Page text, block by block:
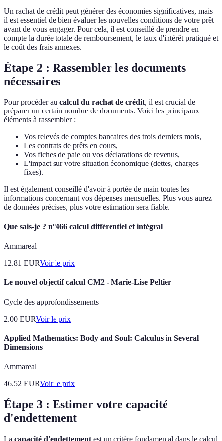
Un rachat de crédit peut générer des économies significatives, mais
il est essentiel de bien évaluer les nouvelles conditions de votre prêt
avant de vous engager. Pour cela, il est conseillé de prendre en
compte la durée totale de remboursement, le taux d'intérêt pratiqué et
le coût des frais annexes.
Étape 2 : Rassembler les documents
nécessaires
Pour procéder au calcul du rachat de crédit, il est crucial de
préparer un certain nombre de documents. Voici les principaux
éléments à rassembler :
Vos relevés de comptes bancaires des trois derniers mois,
Les contrats de prêts en cours,
Vos fiches de paie ou vos déclarations de revenus,
L'impact sur votre situation économique (dettes, charges
fixes).
Il est également conseillé d'avoir à portée de main toutes les
informations concernant vos dépenses mensuelles. Plus vous aurez
de données précises, plus votre estimation sera fiable.
Que sais-je ? n°466 calcul différentiel et intégral
Ammareal
12.81 EURVoir le prix
Le nouvel objectif calcul CM2 - Marie-Lise Peltier
Cycle des approfondissements
2.00 EURVoir le prix
Applied Mathematics: Body and Soul: Calculus in Several
Dimensions
Ammareal
46.52 EURVoir le prix
Étape 3 : Estimer votre capacité
d'endettement
La capacité d'endettement est un critère fondamental dans le calcul